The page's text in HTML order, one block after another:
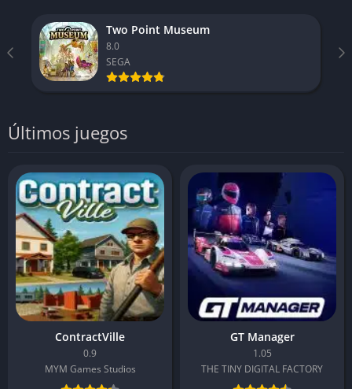
Two Point Museum
8.0
SEGA
Últimos juegos
ContractVille
0.9
MYM Games Studios
GT Manager
1.05
THE TINY DIGITAL FACTORY